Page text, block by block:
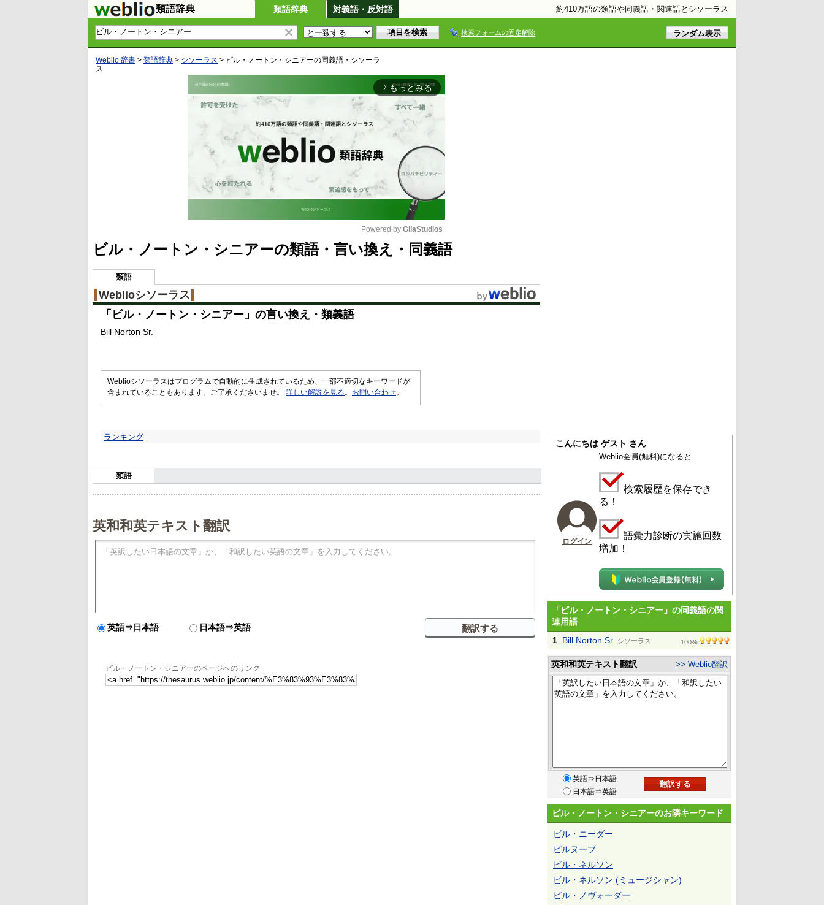
類語辞典 類語辞典 対義語・反対語 約410万語の類語や同義語・関連語とシソーラス
検索フォームの固定解除
Weblio 辞書 > 類語辞典 > シソーラス > ビル・ノートン・シニアーの同義語・シソーラ
ス
arrow_forward_ios もっとみる
Powered by GliaStudios
ビル・ノートン・シニアーの類語・言い換え・同義語
類語
Weblioシソーラス
「 ビル・ノートン・シニアー 」の言い換え・類義語
Bill Norton Sr.
Weblioシソーラスはプログラムで自動的に生成されているため、一部不適切なキーワードが
含まれていることもあります。ご了承くださいませ。 詳しい解説を見る 。 お問い合わせ。
ランキング
類語
英和和英テキスト翻訳
英語⇒日本語 日本語⇒英語
ビル・ノートン・シニアーのページへのリンク
こんにちは ゲスト さん
ログイン
Weblio会員(無料)になると
検索履歴を保存でき
る！
語彙力診断の実施回数
増加！
「ビル・ノートン・シニアー」の同義語の関
連用語
1 Bill Norton Sr. シソーラス 100%
英和和英テキスト翻訳 >> Weblio翻訳
英語⇒日本語
日本語⇒英語
ビル・ノートン・シニアーのお隣キーワード
ビル・ニーダー
ビルヌーブ
ビル・ネルソン
ビル・ネルソン (ミュージシャン)
ビル・ノヴォーダー